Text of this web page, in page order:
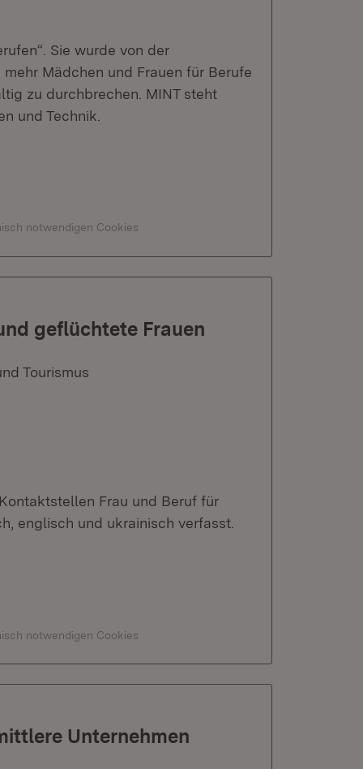
Sie wurde von der
Mädchen und Frauen für Berufe
zu durchbrechen. MINT steht
und Technik.
notwendigen Cookies
geflüchtete Frauen
Tourismus
Frau und Beruf für
englisch und ukrainisch verfasst.
notwendigen Cookies
Unternehmen